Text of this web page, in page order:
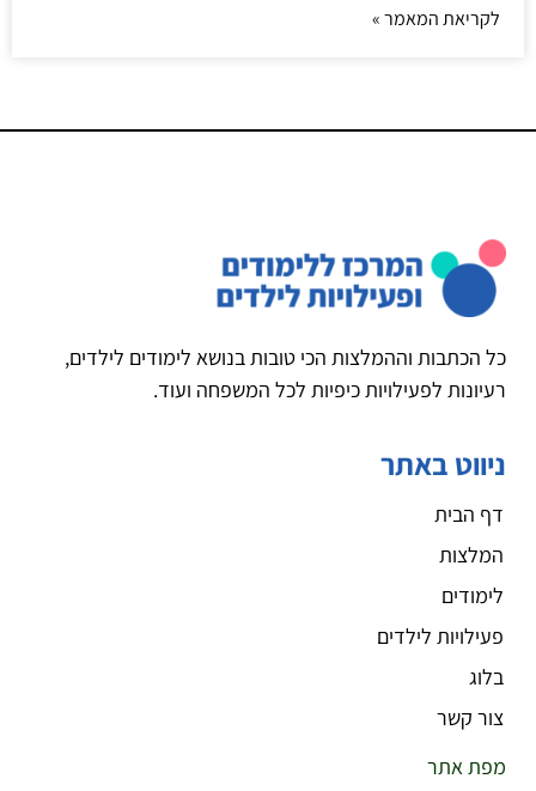
לקריאת המאמר »
כל הכתבות וההמלצות הכי טובות בנושא לימודים לילדים,
רעיונות לפעילויות כיפיות לכל המשפחה ועוד.
ניווט באתר
דף הבית
המלצות
לימודים
פעילויות לילדים
בלוג
צור קשר
מפת אתר